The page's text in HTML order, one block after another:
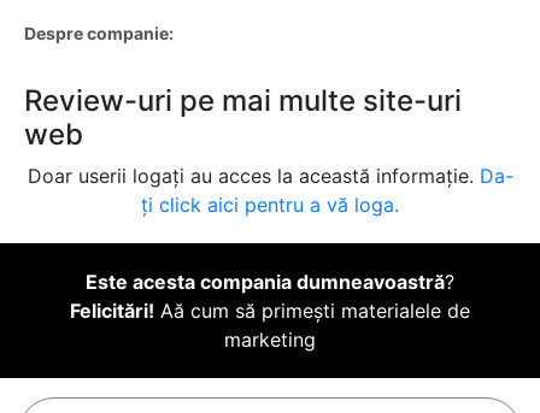
Despre companie:
Review-uri pe mai multe site-uri
web
Doar userii logați au acces la această informație. Da-
ți click aici pentru a vă loga.
Este acesta compania dumneavoastră?
Felicitări! Aă cum să primești materialele de
marketing